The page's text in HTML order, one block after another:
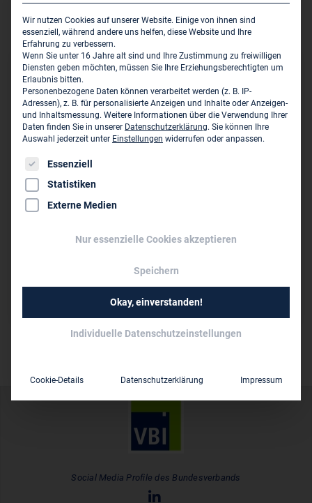
Architektur, Bauanträge, Schallschutz, Wärmeschutz,
Gutachten,
Hauptsitz des Unternehmens
MAAG Ingenieurbüro für Architektur & Statik - Dipl.-
Ing. Heike Maag
Auf der Heide 14 a
0234 29 78 90
0234 28 89 65
www.maag-architektur.de
Persönliche Vertreter im VBI:
Dipl.-Ing. (FH) Heike Maag
Social Media Profile des Bundesverbands
Wir nutzen Cookies auf unserer Website. Einige von ihnen sind
essenziell, während andere uns helfen, diese Website und Ihre
Erfahrung zu verbessern.
Wenn Sie unter 16 Jahre alt sind und Ihre Zustimmung zu freiwilligen
Diensten geben möchten, müssen Sie Ihre Erziehungsberechtigten um
Erlaubnis bitten.
Personenbezogene Daten können verarbeitet werden (z. B. IP-
Adressen), z. B. für personalisierte Anzeigen und Inhalte oder Anzeigen-
und Inhaltsmessung. Weitere Informationen über die Verwendung Ihrer
Daten finden Sie in unserer Datenschutzerklärung. Sie können Ihre
Auswahl jederzeit unter Einstellungen widerrufen oder anpassen.
Es folgt eine Liste der Service-Gruppen, für die eine
Essenziell
Statistiken
Externe Medien
Nur essenzielle Cookies akzeptieren
Speichern
Okay, einverstanden!
Individuelle Datenschutzeinstellungen
Cookie-Details Datenschutzerklärung Impressum